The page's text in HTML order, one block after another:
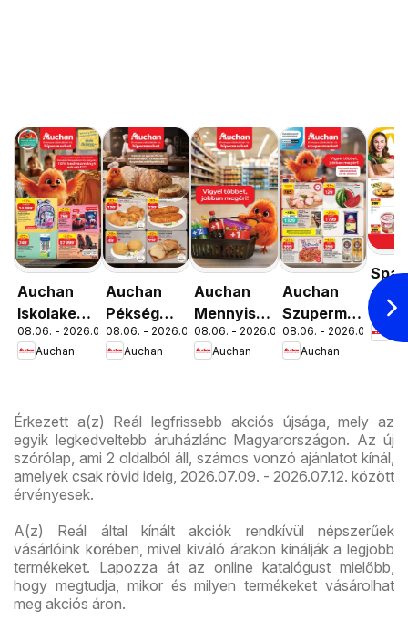
Auchan
Iskolakezdés
ajánlatok
08.06. - 2026.08.19.
Auchan
Auchan
Pékség
ajánlataink
08.06. - 2026.08.12.
Auchan
Auchan
Mennyiségi
kedvezmény
ajánlataink
08.06. - 2026.08.19.
Auchan
Auchan
Szupermarket
akciós
újság
08.06. - 2026.08.12.
Auchan
Spar
XIII.
út
Érkezett a(z) Reál legfrissebb akciós újsága, mely az
egyik legkedveltebb áruházlánc Magyarországon. Az új
szórólap, ami 2 oldalból áll, számos vonzó ajánlatot kínál,
amelyek csak rövid ideig, 2026.07.09. - 2026.07.12. között
érvényesek.
A(z) Reál által kínált akciók rendkívül népszerűek
vásárlóink körében, mivel kiváló árakon kínálják a legjobb
termékeket. Lapozza át az online katalógust mielőbb,
hogy megtudja, mikor és milyen termékeket vásárolhat
meg akciós áron.